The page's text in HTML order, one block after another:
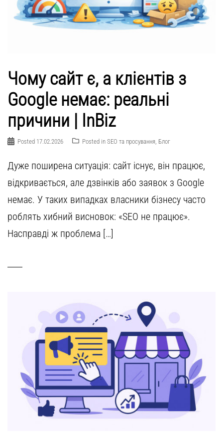
Чому сайт є, а клієнтів з
Google немає: реальні
причини | InBiz
Posted 17.02.2026 Posted in SEO та просування Блог
Дуже поширена ситуація: сайт існує, він працює,
відкривається, але дзвінків або заявок з Google
немає. У таких випадках власники бізнесу часто
роблять хибний висновок: «SEO не працює».
Насправді ж проблема […]